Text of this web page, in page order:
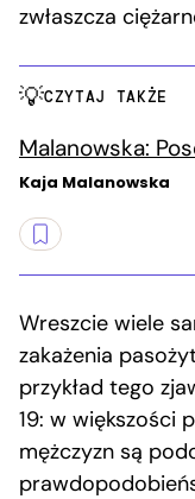
zwłaszcza
CZYTAJ TAKŻE
Malanowska:
Kaja Malanowska
Wreszcie wiele
zakażenia
przykład tego
19: w większości
mężczyzn są